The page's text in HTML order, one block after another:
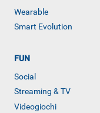
Wearable
Smart Evolution
FUN
Social
Streaming & TV
Videogiochi